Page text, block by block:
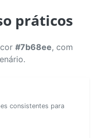
práticos
#7b68ee, com
consistentes para